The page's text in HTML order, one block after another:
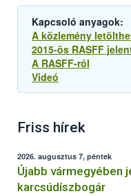
Kapcsoló anyagok:
A közlemény
2015-ös RASFF
A RASFF-ról
Videó
Friss hírek
2026. augusztus 7, péntek
Újabb vármegyében
karcsúdíszbogár